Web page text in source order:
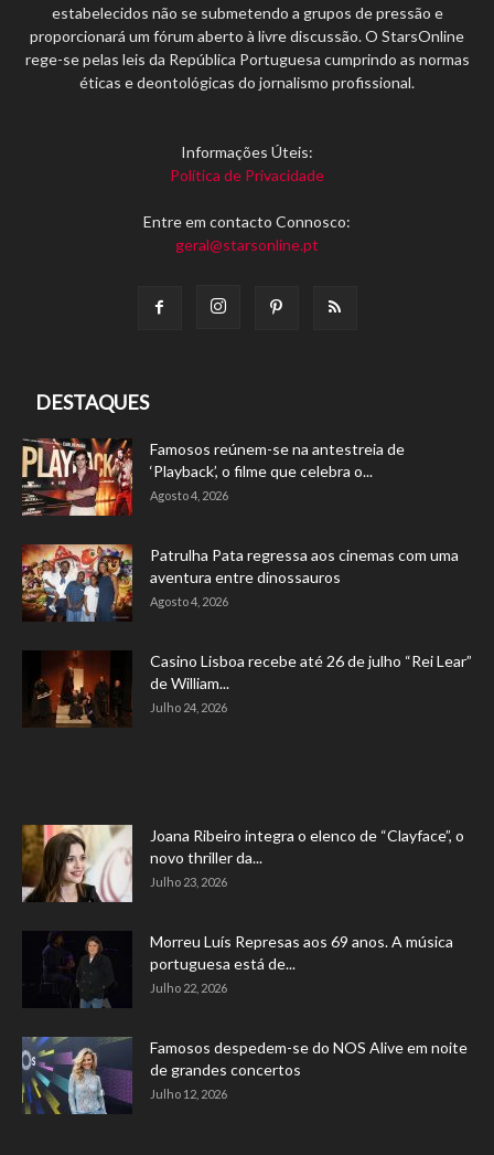
estabelecidos não se submetendo a grupos de pressão e
proporcionará um fórum aberto à livre discussão. O StarsOnline
rege-se pelas leis da República Portuguesa cumprindo as normas
éticas e deontológicas do jornalismo profissional.
Informações Úteis:
Política de Privacidade
Entre em contacto Connosco:
geral@starsonline.pt
DESTAQUES
Famosos reúnem-se na antestreia de
‘Playback’, o filme que celebra o...
Agosto 4, 2026
Patrulha Pata regressa aos cinemas com uma
aventura entre dinossauros
Agosto 4, 2026
Casino Lisboa recebe até 26 de julho “Rei Lear”
de William...
Julho 24, 2026
Joana Ribeiro integra o elenco de “Clayface”, o
novo thriller da...
Julho 23, 2026
Morreu Luís Represas aos 69 anos. A música
portuguesa está de...
Julho 22, 2026
Famosos despedem-se do NOS Alive em noite
de grandes concertos
Julho 12, 2026